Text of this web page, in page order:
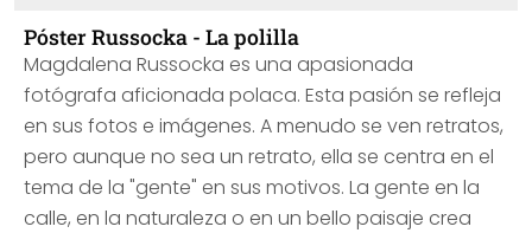
Póster Russocka - La polilla
Magdalena Russocka es una apasionada
fotógrafa aficionada polaca. Esta pasión se refleja
en sus fotos e imágenes. A menudo se ven retratos,
pero aunque no sea un retrato, ella se centra en el
tema de la "gente" en sus motivos. La gente en la
calle, en la naturaleza o en un bello paisaje crea